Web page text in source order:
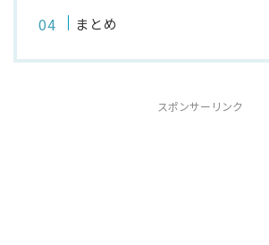
まとめ
スポンサーリンク